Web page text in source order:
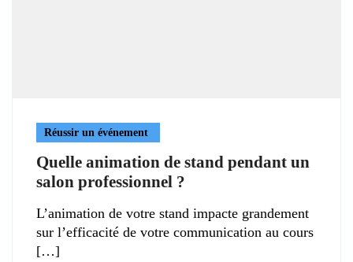
Réussir un événement
Quelle animation de stand pendant un
salon professionnel ?
L’animation de votre stand impacte grandement
sur l’efficacité de votre communication au cours